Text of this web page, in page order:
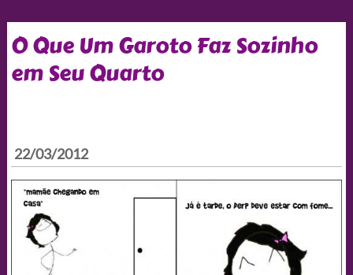
O Que Um Garoto Faz Sozinho
em Seu Quarto
22/03/2012